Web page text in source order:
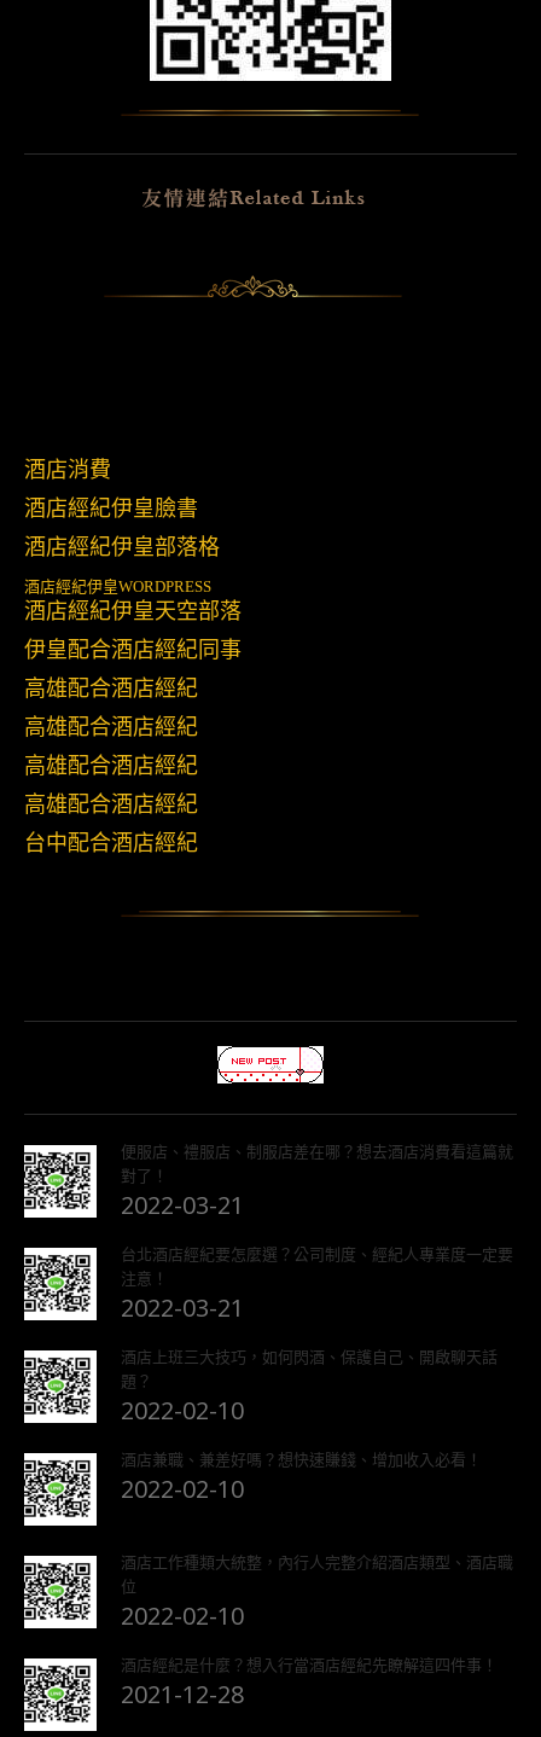
酒店消費
酒店經紀伊皇臉書
酒店經紀伊皇部落格
酒店經紀伊皇WORDPRESS
酒店經紀伊皇天空部落
伊皇配合酒店經紀同事
高雄配合酒店經紀
高雄配合酒店經紀
高雄配合酒店經紀
高雄配合酒店經紀
台中配合酒店經紀
便服店、禮服店、制服店差在哪？想去酒店消費看這篇就
對了！
2022-03-21
台北酒店經紀要怎麼選？公司制度、經紀人專業度一定要
注意！
2022-03-21
酒店上班三大技巧，如何閃酒、保護自己、開啟聊天話
題？
2022-02-10
酒店兼職、兼差好嗎？想快速賺錢、增加收入必看！
2022-02-10
酒店工作種類大統整，內行人完整介紹酒店類型、酒店職
位
2022-02-10
酒店經紀是什麼？想入行當酒店經紀先瞭解這四件事！
2021-12-28